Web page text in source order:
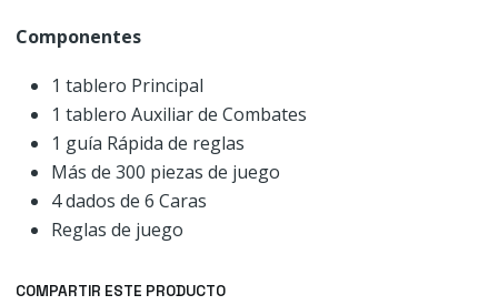
Componentes
1 tablero Principal
1 tablero Auxiliar de Combates
1 guía Rápida de reglas
Más de 300 piezas de juego
4 dados de 6 Caras
Reglas de juego
COMPARTIR ESTE PRODUCTO